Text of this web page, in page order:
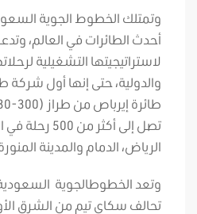
وتمتلك الخطوط الجوية
أحدث الطائرات في العالم،
لاستراتيجيتها التشغيلية
والدولية، حتى إنها أول
تصل إلى أكثر
الرياض، الدمام والمدينة
وتعد الخطوطالجوية